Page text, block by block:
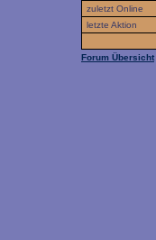
zuletzt Online
letzte Aktion
Forum Übersicht